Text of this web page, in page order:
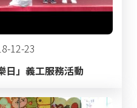
12-23
日」義工服務活動